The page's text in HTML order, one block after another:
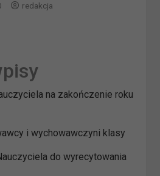
redakcja
na zakończenie roku
i wychowawczyni klasy
do wyrecytowania